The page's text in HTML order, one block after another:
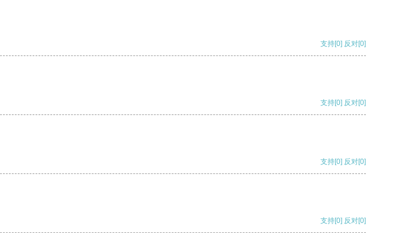
支持[0] 反对[0]
支持[0] 反对[0]
支持[0] 反对[0]
支持[0] 反对[0]